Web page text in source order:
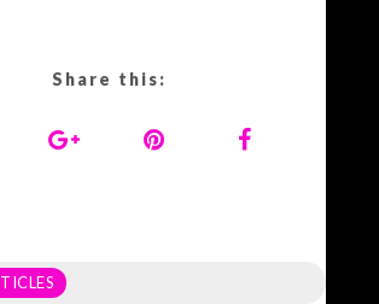
Share this: